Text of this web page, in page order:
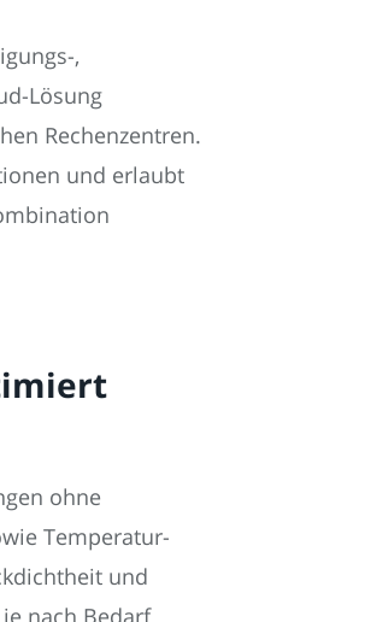
,
Lösung
Rechenzentren.
und erlaubt
ohne
Temperatur-
und
nach Bedarf